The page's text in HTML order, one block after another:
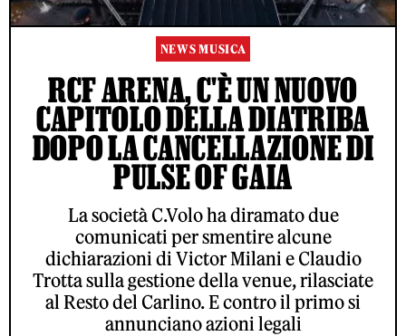
NEWS MUSICA
RCF ARENA, C'È UN NUOVO
CAPITOLO DELLA DIATRIBA
DOPO LA CANCELLAZIONE DI
PULSE OF GAIA
La società C.Volo ha diramato due
comunicati per smentire alcune
dichiarazioni di Victor Milani e Claudio
Trotta sulla gestione della venue, rilasciate
al Resto del Carlino. E contro il primo si
annunciano azioni legali